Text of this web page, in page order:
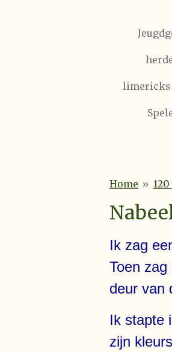
limericks
Home »
Ik zag
Toen
deur van
Ik stapte
zijn